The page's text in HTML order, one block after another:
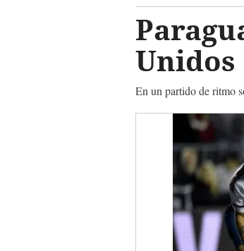
Unidos
En un partido de ritmo